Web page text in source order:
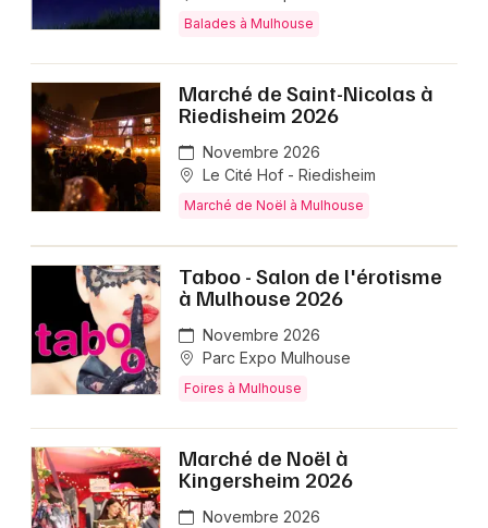
Balades à Mulhouse
Marché de Saint-Nicolas à
Riedisheim 2026
Novembre 2026
Le Cité Hof - Riedisheim
Marché de Noël à Mulhouse
Taboo - Salon de l'érotisme
à Mulhouse 2026
Novembre 2026
Parc Expo Mulhouse
Foires à Mulhouse
Marché de Noël à
Kingersheim 2026
Novembre 2026